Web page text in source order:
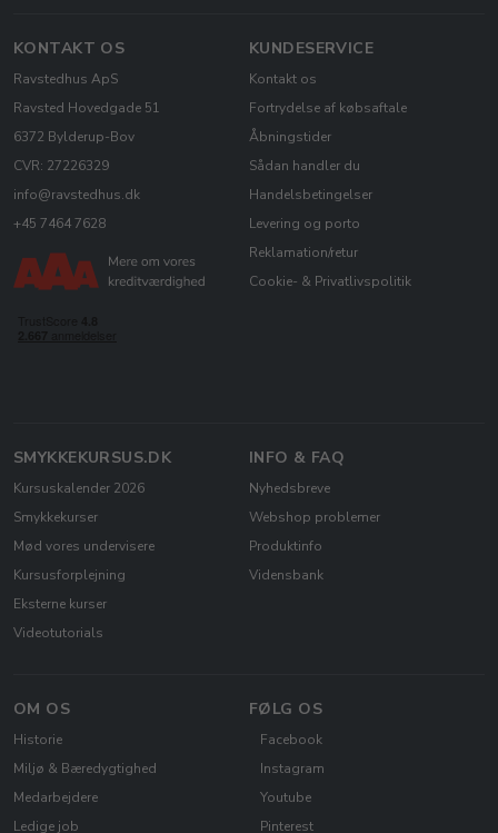
KONTAKT OS
Ravstedhus ApS
Ravsted Hovedgade 51
6372 Bylderup-Bov
CVR: 27226329
info@ravstedhus.dk
+45 7464 7628
KUNDESERVICE
Kontakt os
Fortrydelse af købsaftale
Åbningstider
Sådan handler du
Handelsbetingelser
Levering og porto
Reklamation/retur
Cookie- & Privatlivspolitik
SMYKKEKURSUS.DK
Kursuskalender 2026
Smykkekurser
Mød vores undervisere
Kursusforplejning
Eksterne kurser
Videotutorials
INFO & FAQ
Nyhedsbreve
Webshop problemer
Produktinfo
Vidensbank
OM OS
Historie
Miljø & Bæredygtighed
Medarbejdere
Ledige job
FØLG OS
Facebook
Instagram
Youtube
Pinterest